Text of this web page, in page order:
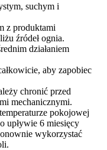
suchym i
z produktami
źródeł ognia.
działaniem
aby zapobiec
chronić przed
mechanicznymi.
pokojowej
upływie 6 miesięcy
wykorzystać